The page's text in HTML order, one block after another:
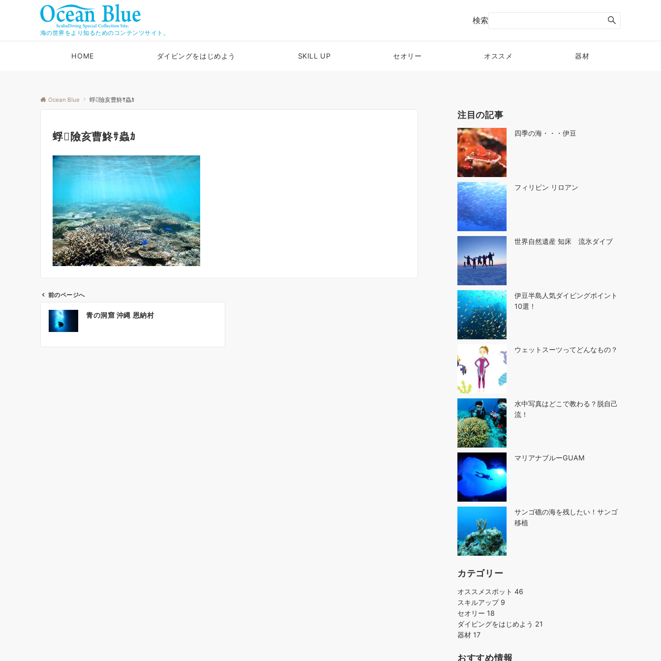
海の世界をより知るためのコンテンツサイト。
検索
HOME ダイビングをはじめよう SKILL UP セオリー オススメ 器材
Ocean Blue 蜉險亥曹鮗ｻ蟲ｶ
蜉險亥曹鮗ｻ蟲ｶ
ビ
前のページへ
青の洞窟 沖縄 恩納村
注目の記事
四季の海・・・伊豆
フィリピン リロアン
世界自然遺産 知床 流氷ダイブ
伊豆半島人気ダイビングポイント
10選！
ウェットスーツってどんなもの？
水中写真はどこで教わる？脱自己
流！
マリアナブルーGUAM
サンゴ礁の海を残したい！サンゴ
移植
カテゴリー
オススメスポット 46
スキルアップ 9
セオリー 18
ダイビングをはじめよう 21
器材 17
おすすめ情報